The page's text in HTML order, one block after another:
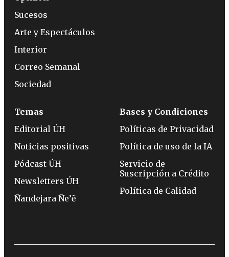
Sucesos
Arte y Espectáculos
Interior
Correo Semanal
Sociedad
Temas
Editorial ÚH
Noticias positivas
Pódcast ÚH
Newsletters ÚH
Ñandejara Ñe’ẽ
Bases y Condiciones
Políticas de Privacidad
Política de uso de la IA
Servicio de
Suscripción a Crédito
Política de Calidad